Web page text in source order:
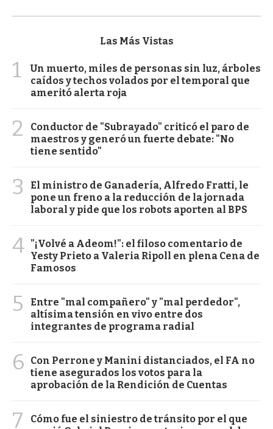
Las Más Vistas
1
Un muerto, miles de personas sin luz, árboles
caídos y techos volados por el temporal que
ameritó alerta roja
2
Conductor de "Subrayado" criticó el paro de
maestros y generó un fuerte debate: "No
tiene sentido"
3
El ministro de Ganadería, Alfredo Fratti, le
pone un freno a la reducción de la jornada
laboral y pide que los robots aporten al BPS
4 "¡Volvé a Adeom!": el filoso comentario de
Yesty Prieto a Valeria Ripoll en plena Cena de
Famosos
5
Entre "mal compañero" y "mal perdedor",
altísima tensión en vivo entre dos
integrantes de programa radial
6
Con Perrone y Manini distanciados, el FA no
tiene asegurados los votos para la
aprobación de la Rendición de Cuentas
7
Cómo fue el siniestro de tránsito por el que